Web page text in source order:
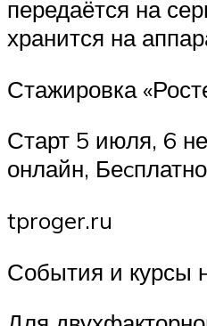
передаётся на
хранится на
Стажировка
Старт 5 июля, 6
онлайн, Беcплатно
tproger.ru
События и курсы